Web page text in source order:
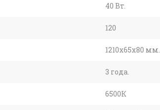
40 Вт.
120
1210х65х80 мм.
3 года.
6500К